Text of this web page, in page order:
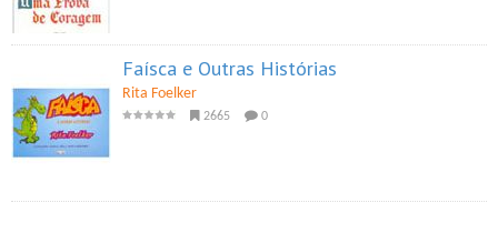
Faísca e Outras Histórias
Rita Foelker
2665 0